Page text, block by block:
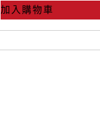
加入購物車